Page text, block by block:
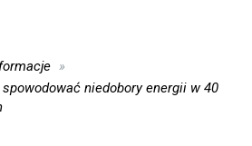
niedobory energii w 40